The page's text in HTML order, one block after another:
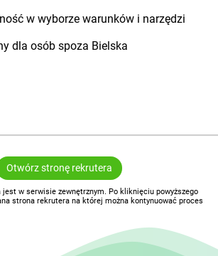
w wyborze warunków i narzędzi
dla osób spoza Bielska
Otwórz stronę rekrutera
jest w serwisie zewnętrznym. Po kliknięciu powyższego
strona rekrutera na której można kontynuować proces